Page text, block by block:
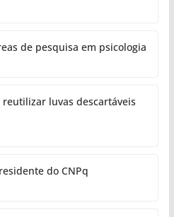
de pesquisa em psicologia
luvas descartáveis
do CNPq